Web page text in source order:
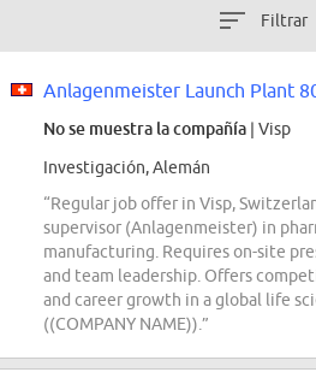
Filtrar
Anlagenmeister Launch Plant
No se muestra la compañía | Visp
Investigación, Alemán
“Regular job offer in Visp,
supervisor (Anlagenmeister) in
manufacturing. Requires on-site
and team leadership. Offers
and career growth in a global life
((COMPANY NAME)).”